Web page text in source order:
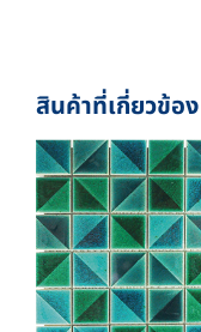
SPECIAL SHAPE
CIRCLE , FAN ,
,PYRAMID
สินค้าที่เกี่ยวข้อง